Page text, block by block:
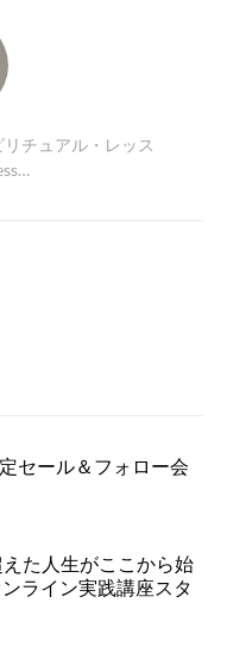
チュアル・レッス
セール＆フォロー会
た人生がここから始
ライン実践講座スタ